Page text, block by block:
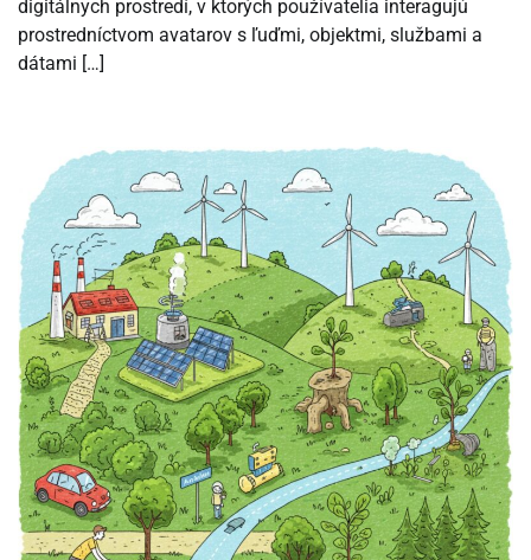
digitálnych prostredí, v ktorých používatelia interagujú
prostredníctvom avatarov s ľuďmi, objektmi, službami a
dátami […]